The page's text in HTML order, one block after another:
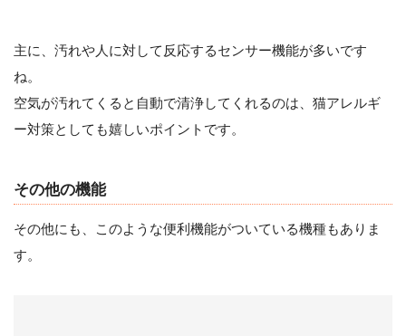
主に、汚れや人に対して反応するセンサー機能が多いです
ね。
空気が汚れてくると自動で清浄してくれるのは、猫アレルギ
ー対策としても嬉しいポイントです。
その他の機能
その他にも、このような便利機能がついている機種もありま
す。